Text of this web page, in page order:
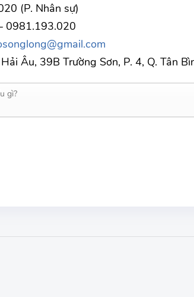
(P. Nhân sự)
0981.193.020
Âu, 39B Trường Sơn, P. 4, Q. Tân